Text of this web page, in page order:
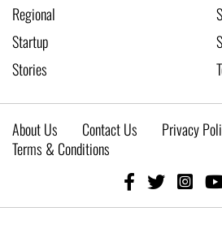
Regional
Startup
Stories
About Us Contact Us
Privacy
Terms & Conditions